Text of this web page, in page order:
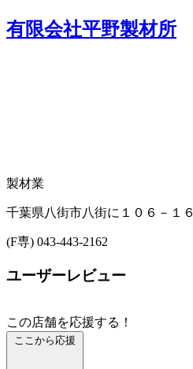
有限会社平野製材所
製材業
千葉県八街市八街に１０６－１６
(F専) 043-443-2162
ユーザーレビュー
この店舗を応援する！
ここから応援